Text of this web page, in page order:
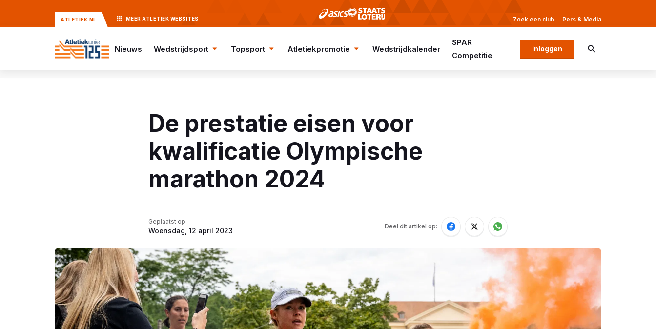
ATLETIEK.NL MEER ATLETIEK WEBSITES Zoek een club Pers & Media
Nieuws Wedstrijdsport Topsport Atletiekpromotie Wedstrijdkalender
SPAR
Competitie
Inloggen
De prestatie eisen voor
kwalificatie Olympische
marathon 2024
Geplaatst op
Woensdag, 12 april 2023
Deel dit artikel op: